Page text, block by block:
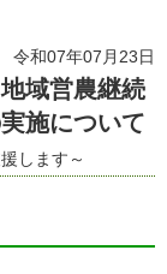
令和07年07月23日
域営農継続
施について
します～